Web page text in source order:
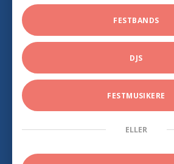
FESTBANDS
DJS
FESTMUSIKERE
ELLER